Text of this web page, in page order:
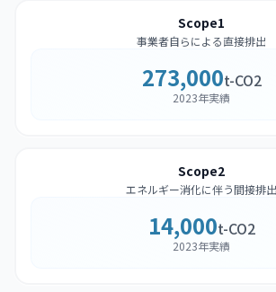
Scope1
事業者自らによる直接排出
273,000t-CO2
2023年実績
Scope2
エネルギー消化に伴う間接排出
14,000t-CO2
2023年実績